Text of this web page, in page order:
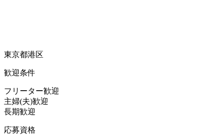
東京都港区
歓迎条件
フリーター歓迎
主婦(夫)歓迎
長期歓迎
応募資格